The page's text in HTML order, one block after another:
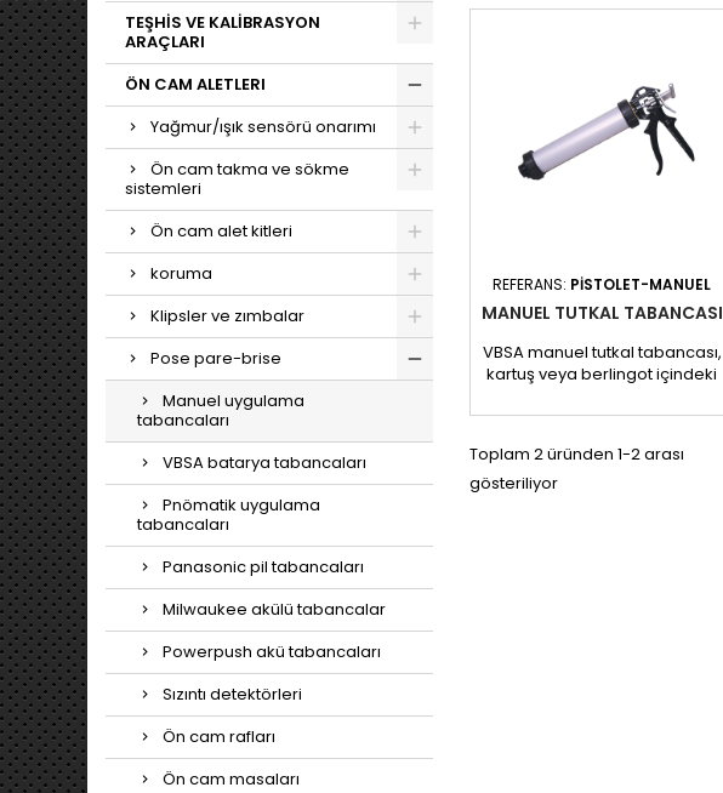
TEŞHİS VE KALİBRASYON
ARAÇLARI
ÖN CAM ALETLERI
Yağmur/ışık sensörü onarımı
Ön cam takma ve sökme
sistemleri
Ön cam alet kitleri
koruma
Klipsler ve zımbalar
Pose pare-brise
Manuel uygulama
tabancaları
VBSA batarya tabancaları
Pnömatik uygulama
tabancaları
Panasonic pil tabancaları
Milwaukee akülü tabancalar
Powerpush akü tabancaları
Sızıntı detektörleri
Ön cam rafları
Ön cam masaları
REFERANS: PISTOLET-MANUEL
MANUEL TUTKAL TABANCASI
VBSA manuel tutkal tabancası,
kartuş veya berlingot içindeki
şekilde uygulanması için
Sağlam ve kullanımı kolay olan
bu tabanca, cam, otomotiv ve
Toplam 2 üründen 1-2 arası
gösteriliyor